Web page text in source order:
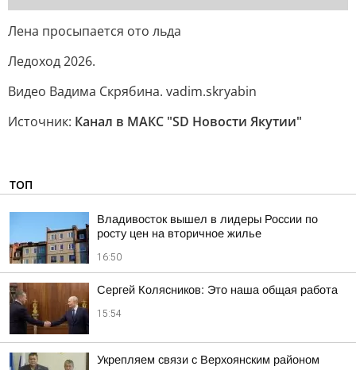
Лена просыпается ото льда
Ледоход 2026.
Видео Вадима Скрябина. vadim.skryabin
Источник: Канал в МАКС "SD Новости Якутии"
ТОП
Владивосток вышел в лидеры России по
росту цен на вторичное жилье
16:50
Сергей Колясников: Это наша общая работа
15:54
Укрепляем связи с Верхоянским районом